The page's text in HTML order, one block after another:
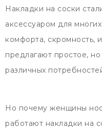
Накладки на соски
аксессуаром для
комфорта, скромность,
предлагают простое,
различных
Но почему женщины
работают накладки на